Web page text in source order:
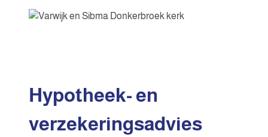
Hypotheek- en
verzekeringsadvies